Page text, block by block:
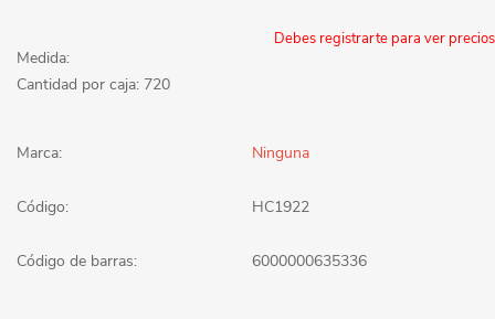
Debes registrarte para ver precios
Medida:
Cantidad por caja: 720
Marca: Ninguna
Código: HC1922
Código de barras: 6000000635336